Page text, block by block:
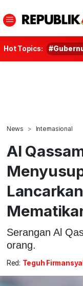
Hot Topics:
News Internasional
Al
Serangan Al
orang.
Red: Teguh